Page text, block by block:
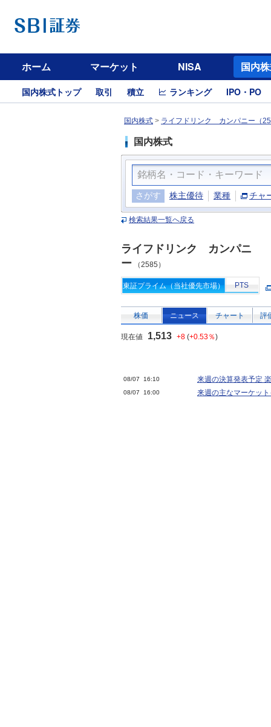
ホーム マーケット NISA 国内
国内株式トップ 取引 積立 ランキング IPO・PO
国内株式 > ライフドリンク カンパニー（
国内株式
さがす 株主優待 業種 チャ
検索結果一覧へ戻る
ライフドリンク カンパニ
ー （2585）
東証プライム（当社優先市場） PTS
株価 ニュース チャート 評
現在値 1,513 +8 (+0.53％)
08/07 16:10 来週の決算発表予定
08/07 16:00 来週の主なマーケッ